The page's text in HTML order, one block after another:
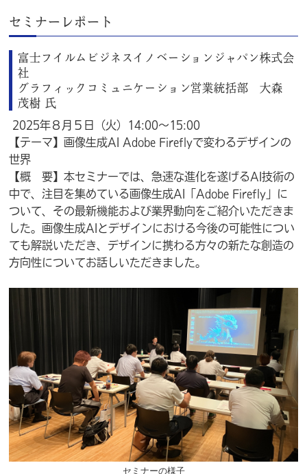
セミナーレポート
富士フイルムビジネスイノベーションジャパン株式会
社
グラフィックコミュニケーション営業統括部 大森
茂樹 氏
2025年８月５日（火）14:00～15:00
【テーマ】画像生成AI Adobe Fireflyで変わるデザインの
世界
【概 要】本セミナーでは、急速な進化を遂げるAI技術の
中で、注目を集めている画像生成AI「Adobe Firefly」に
ついて、その最新機能および業界動向をご紹介いただきま
した。画像生成AIとデザインにおける今後の可能性につい
ても解説いただき、デザインに携わる方々の新たな創造の
方向性についてお話しいただきました。
セミナーの様子